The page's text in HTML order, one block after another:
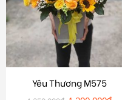
Yêu Thương M575